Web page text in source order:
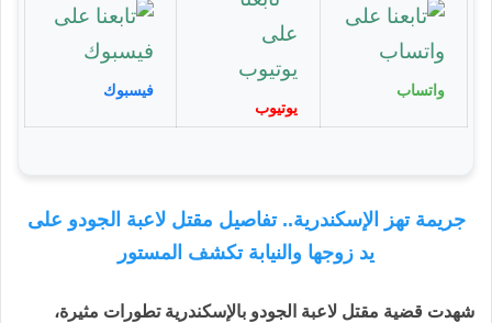
واتساب
يوتيوب
فيسبوك
جريمة تهز الإسكندرية.. تفاصيل مقتل لاعبة الجودو على
يد زوجها والنيابة تكشف المستور
شهدت قضية مقتل لاعبة الجودو بالإسكندرية تطورات مثيرة،